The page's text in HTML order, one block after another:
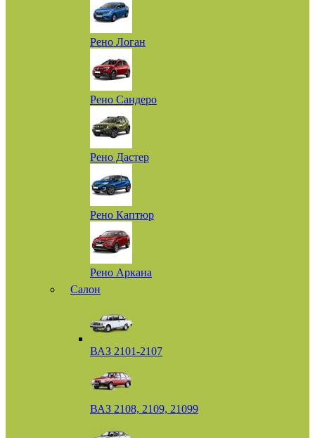
Рено Логан
Рено Сандеро
Рено Дастер
Рено Каптюр
Рено Аркана
Салон
ВАЗ 2101-2107
ВАЗ 2108, 2109, 21099